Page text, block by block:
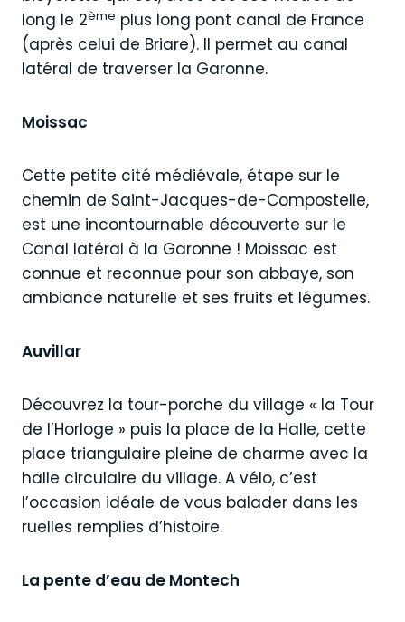
long le 2ème plus long pont canal de France
(après celui de Briare). Il permet au canal
latéral de traverser la Garonne.
Moissac
Cette petite cité médiévale, étape sur le
chemin de Saint-Jacques-de-Compostelle,
est une incontournable découverte sur le
Canal latéral à la Garonne ! Moissac est
connue et reconnue pour son abbaye, son
ambiance naturelle et ses fruits et légumes.
Auvillar
Découvrez la tour-porche du village « la Tour
de l’Horloge » puis la place de la Halle, cette
place triangulaire pleine de charme avec la
halle circulaire du village. A vélo, c’est
l’occasion idéale de vous balader dans les
ruelles remplies d’histoire.
La pente d’eau de Montech